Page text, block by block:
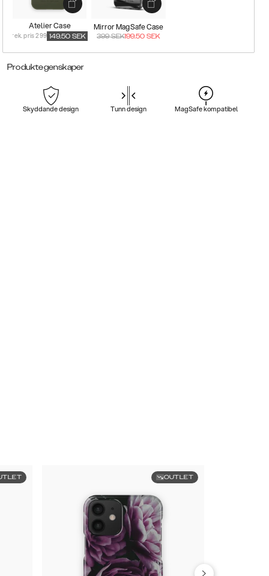
Atelier Case
rek. pris 299 149.50 SEK
Mirror MagSafe Case
399SEK199.50 SEK
Produktegenskaper
Skyddande design Tunn design MagSafe kompatibel
OUTLET